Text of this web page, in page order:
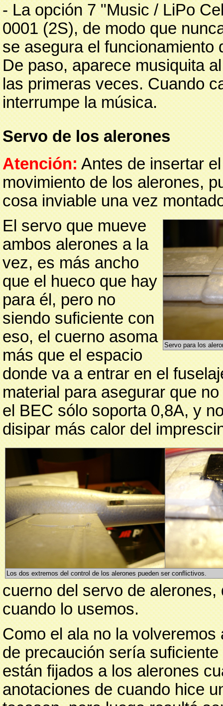
- La opción 7 "Music / LiPo
0001 (2S), de modo que
se asegura el funcionamiento
De paso, aparece musiquita
las primeras veces. Cuando
interrumpe la música.
Servo de los alerones
Atención:Antes de insertar
movimiento de los alerones,
cosa inviable una vez
Servo para los
El servo que mueve
ambos alerones a la
vez, es más ancho
que el hueco que hay
para él, pero no
siendo suficiente con
eso, el cuerno asoma
más que el espacio
donde va a entrar en el
material para asegurar que
el BEC sólo soporta 0,8A, y
disipar más calor del
Los dos extremos del control de los alerones pueden ser conflictivos.
cuerno del servo de
cuando lo usemos.
Como el ala no la
de precaución sería
están fijados a los alerones
anotaciones de cuando hice